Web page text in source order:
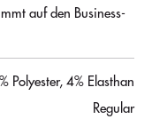
auf den Business-
Polyester, 4% Elasthan
Regular